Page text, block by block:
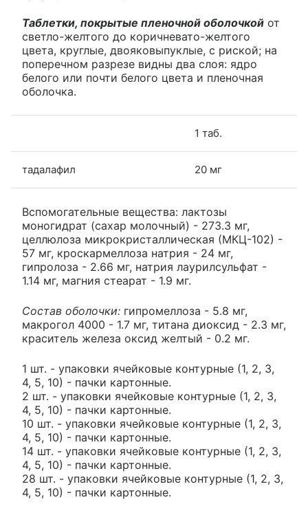
Таблетки, покрытые пленочной оболочкой от
светло-желтого до коричневато-желтого
цвета, круглые, двояковыпуклые, с риской; на
поперечном разрезе видны два слоя: ядро
белого или почти белого цвета и пленочная
оболочка.
1 таб.
тадалафил 20 мг
Вспомогательные вещества: лактозы
моногидрат (сахар молочный) - 273.3 мг,
целлюлоза микрокристаллическая (МКЦ-102) -
57 мг, кроскармеллоза натрия - 24 мг,
гипролоза - 2.66 мг, натрия лаурилсульфат -
1.14 мг, магния стеарат - 1.9 мг.
Состав оболочки: гипромеллоза - 5.8 мг,
макрогол 4000 - 1.7 мг, титана диоксид - 2.3 мг,
краситель железа оксид желтый - 0.2 мг.
1 шт. - упаковки ячейковые контурные (1, 2, 3,
4, 5, 10) - пачки картонные.
2 шт. - упаковки ячейковые контурные (1, 2, 3,
4, 5, 10) - пачки картонные.
10 шт. - упаковки ячейковые контурные (1, 2, 3,
4, 5, 10) - пачки картонные.
14 шт. - упаковки ячейковые контурные (1, 2, 3,
4, 5, 10) - пачки картонные.
28 шт. - упаковки ячейковые контурные (1, 2, 3,
4, 5, 10) - пачки картонные.